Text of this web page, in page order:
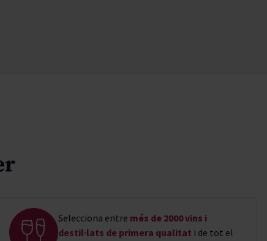
Selecciona entre més de 2000 vins i
destil·lats de primera qualitat i de tot el